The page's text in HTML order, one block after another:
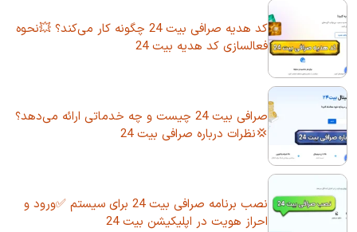
کد هدیه صرافی بیت 24 چگونه کار می‌کند؟ 💥نحوه
فعالسازی کد هدیه بیت 24
صرافی بیت 24 چیست و چه خدماتی ارائه می‌دهد؟
💢نظرات درباره صرافی بیت 24
نصب برنامه صرافی بیت 24 برای سیستم ✅ورود و
احراز هویت در اپلیکیشن بیت 24